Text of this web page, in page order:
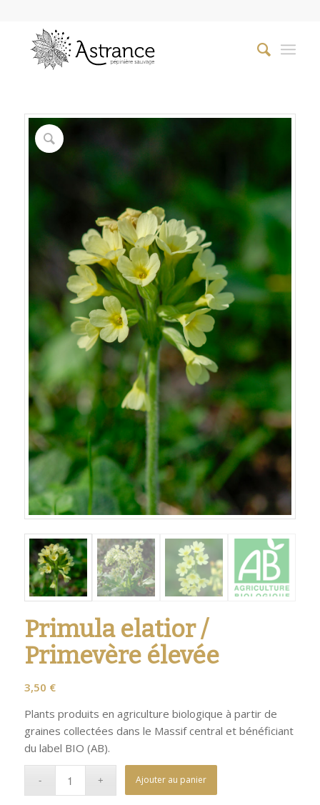
Primula elatior /
Primevère élevée
3,50 €
Plants produits en agriculture biologique à partir de
graines collectées dans le Massif central et bénéficiant
du label BIO (AB).
Ajouter au panier